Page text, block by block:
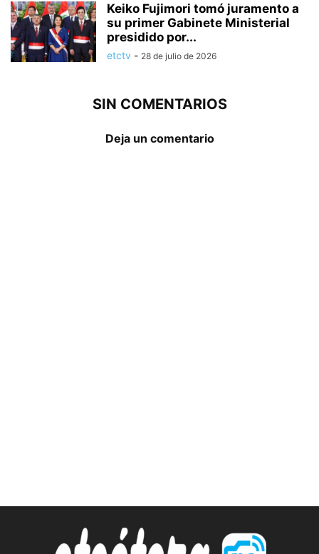
Keiko Fujimori tomó juramento a
su primer Gabinete Ministerial
presidido por...
etctv - 28 de julio de 2026
SIN COMENTARIOS
Deja un comentario